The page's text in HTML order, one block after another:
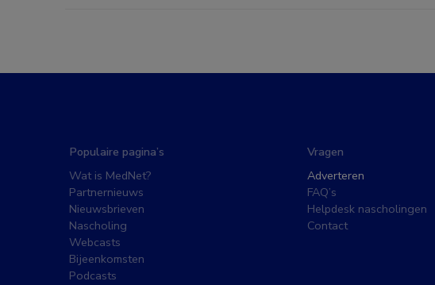
Populaire pagina’s
Wat is MedNet?
Partnernieuws
Nieuwsbrieven
Nascholing
Webcasts
Bijeenkomsten
Podcasts
Vragen
Adverteren
FAQ’s
Helpdesk nascholingen
Contact